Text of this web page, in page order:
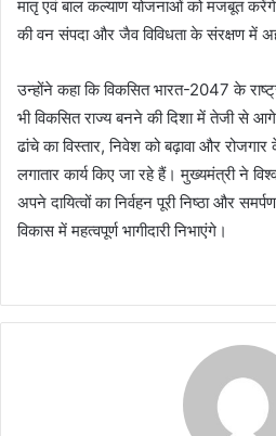
मातृ एवं बाल कल्याण योजनाओं को मजबूत
की वन संपदा और जैव विविधता के संरक्षण में
उन्होंने कहा कि विकसित भारत-2047 के
भी विकसित राज्य बनने की दिशा में तेजी से
ढांचे का विस्तार, निवेश को बढ़ावा और
लगातार कार्य किए जा रहे हैं। मुख्यमंत्री ने
अपने दायित्वों का निर्वहन पूरी निष्ठा और
विकास में महत्वपूर्ण भागीदारी निभाएंगे।